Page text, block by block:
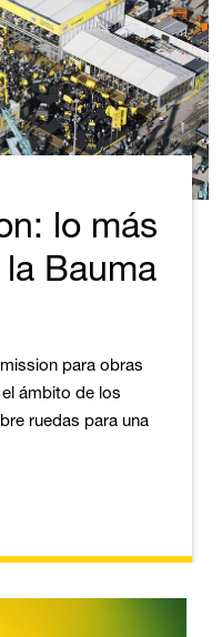
lo más
Bauma
para obras
ámbito de los
ruedas para una